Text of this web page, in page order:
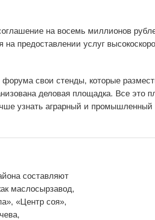
на восемь миллионов
предоставлении услуг
свои стенды, которые
деловая площадка. Все это
узнать аграрный и промышленный
составляют
маслосырзавод,
«Центр соя»,